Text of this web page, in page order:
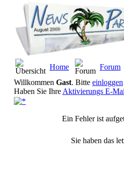
Home Forum
Willkommen Gast. Bitte einloggen
Haben Sie Ihre Aktivierungs E-
Ein Fehler ist
Sie haben das